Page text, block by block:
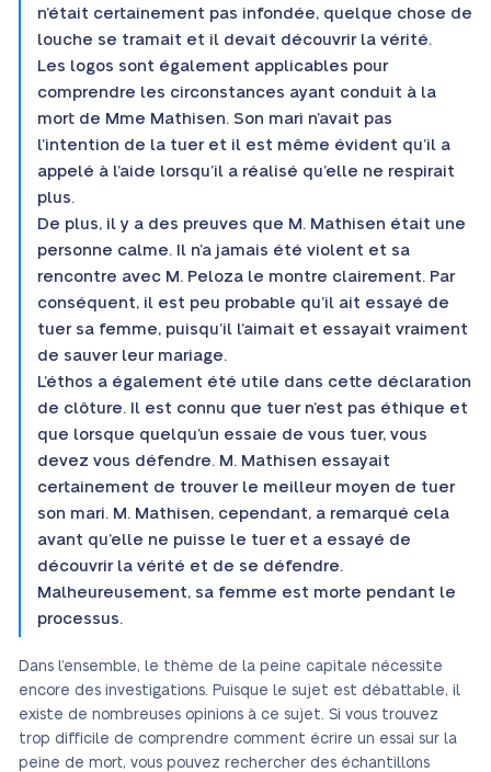
n’était certainement pas infondée, quelque chose de
louche se tramait et il devait découvrir la vérité.
Les logos sont également applicables pour
comprendre les circonstances ayant conduit à la
mort de Mme Mathisen. Son mari n’avait pas
l’intention de la tuer et il est même évident qu’il a
appelé à l’aide lorsqu’il a réalisé qu’elle ne respirait
plus.
De plus, il y a des preuves que M. Mathisen était une
personne calme. Il n’a jamais été violent et sa
rencontre avec M. Peloza le montre clairement. Par
conséquent, il est peu probable qu’il ait essayé de
tuer sa femme, puisqu’il l’aimait et essayait vraiment
de sauver leur mariage.
L’éthos a également été utile dans cette déclaration
de clôture. Il est connu que tuer n’est pas éthique et
que lorsque quelqu’un essaie de vous tuer, vous
devez vous défendre. M. Mathisen essayait
certainement de trouver le meilleur moyen de tuer
son mari. M. Mathisen, cependant, a remarqué cela
avant qu’elle ne puisse le tuer et a essayé de
découvrir la vérité et de se défendre.
Malheureusement, sa femme est morte pendant le
processus.
Dans l’ensemble, le thème de la peine capitale nécessite
encore des investigations. Puisque le sujet est débattable, il
existe de nombreuses opinions à ce sujet. Si vous trouvez
trop difficile de comprendre comment écrire un essai sur la
peine de mort, vous pouvez rechercher des échantillons